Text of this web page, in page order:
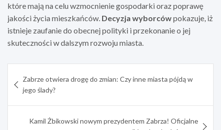
które mają na celu wzmocnienie gospodarki oraz poprawę
jakości życia mieszkańców. Decyzja wyborcówpokazuje, iż
istnieje zaufanie do obecnej polityki i przekonanie o jej
skuteczności w dalszym rozwoju miasta.
wpisu
Zabrze otwiera drogę do zmian: Czy inne miasta pójdą w
jego ślady?
Kamil Żbikowski nowym prezydentem Zabrza! Oficjalne